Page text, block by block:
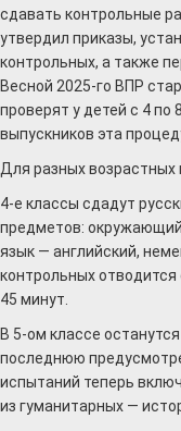
сдавать контрольные
утвердил приказы,
контрольных, а также
Весной 2025-го ВПР
проверят у детей с 4 по
выпускников эта
Для разных возрастных
4-е классы сдадут
предметов:
язык — английский,
контрольных
45 минут.
В 5-ом классе
последнюю
испытаний теперь
из гуманитарных —